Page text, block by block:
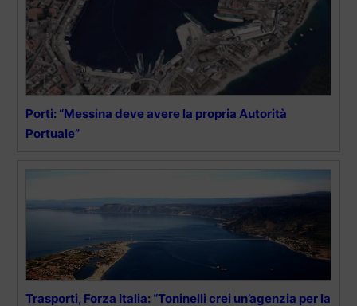
Porti: “Messina deve avere la propria Autorità
Portuale”
Trasporti, Forza Italia: “Toninelli crei un’agenzia per la